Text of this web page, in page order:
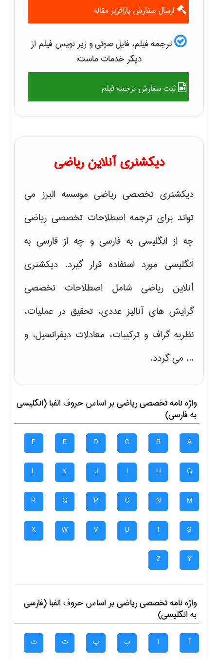
ارسال سفارش پارافریز مقاله
ترجمه فیلم، فایل صوتی و زیر نویس فیلم از
دیگر خدمات ماست:
ثبت سفارش ترجمه فیلم
دیکشنری آنلاین ریاضی
دیکشنری تخصصی ریاضی موسسه البرز می
تواند برای ترجمه اصطلاحات تخصصی ریاضی
چه از انگلیسی به فارسی و چه از فارسی به
انگلیسی مورد استفاده قرار گیرد. دیکشنری
آنلاین ریاضی شامل اصطلاحات تخصصی
گرایش های آنالیز عددی، تحقیق در عملیات،
نظریه گراف و تركیبات، معادلات دیفرانسیل، و
... می گردد.
واژه نامه تخصصیرياضیبر اساس حروف الفبا (انگلیسی
به فارسی)
A
B
C
D
E
F
G
H
I
J
K
L
M
N
O
P
Q
R
S
T
U
V
W
X
Y
Z
واژه نامه تخصصیرياضیبر اساس حروف الفبا (فارسی
به انگلیسی)
آ ا ب پ ت ث